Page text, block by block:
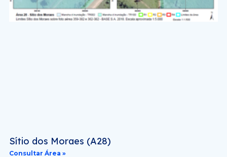
Sítio dos Moraes (A28)
Consultar Área »